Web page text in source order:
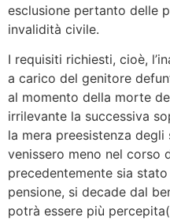
esclusione pertanto delle
invalidità civile.
I requisiti richiesti, cioè,
a carico del genitore
al momento della morte
irrilevante la successiva
la mera preesistenza
venissero meno nel corso
precedentemente sia
pensione, si decade dal
potrà essere più